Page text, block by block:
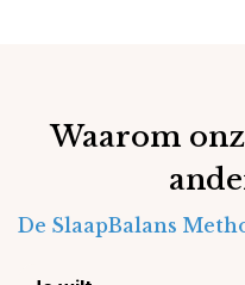
Waarom
De SlaapBalans